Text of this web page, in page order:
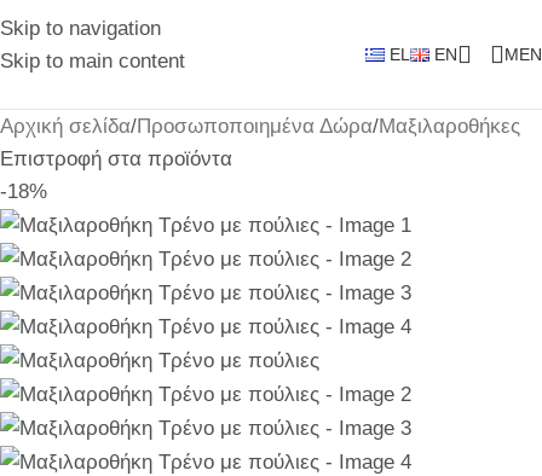
Skip to navigation
Skip to main content
EL EN
Αρχική σελίδα/Προσωποποιημένα Δώρα/Μαξιλαροθήκες
Επιστροφή στα προϊόντα
-18%